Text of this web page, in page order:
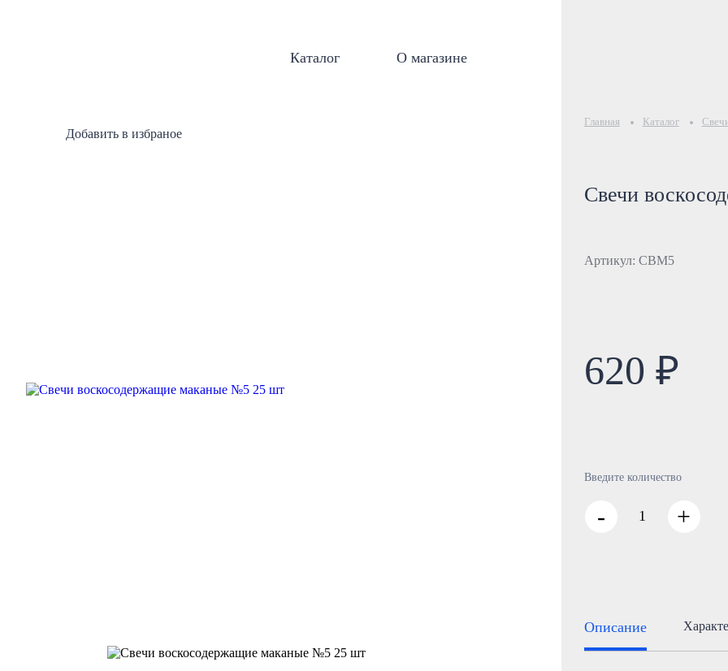
Каталог О магазине
Добавить в избраное
Главная Каталог
Свечи
Артикул: СВМ5
620 ₽
Введите количество
- +
Описание